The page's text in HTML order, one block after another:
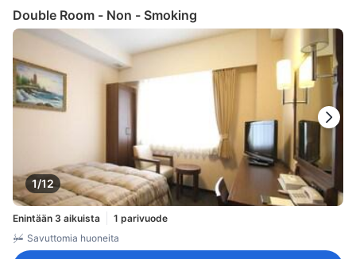
Double Room - Non - Smoking
1/12
Enintään 3 aikuista
1 parivuode
Savuttomia huoneita